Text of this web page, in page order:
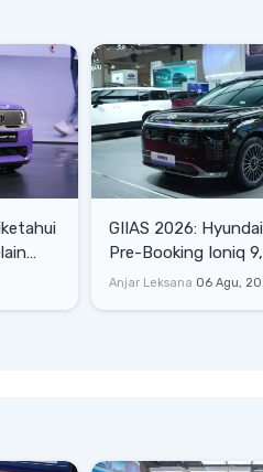
GIIAS 2026:
Pre-Booking Ioniq
Rp1,49 Miliar
Anjar Leksana 06 Agu,